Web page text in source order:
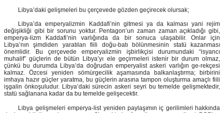
Libya’daki gelişmeleri bu çerçevede gözden geçirecek olursak;
Libya’da emperyalizmin Kaddafi’nin gitmesi ya da kalması yani rejim
değişikliği gibi bir sorunu yoktur. Pentagon’un zaman zaman açıkladığı gibi,
emperya-lizm Kaddafi’nin varlığında da bir sonuca ulaşabilir. Onlar için
Libya’nın şimdiden yaratılan fiili doğu-batı bölünmesinin statü kazanması
önemlidir. Bu çerçevede emperyalizmin işbirlikçisi durumundaki “isyancı
muhalif” güçlerin de bütün Libya’yı ele geçirmeleri istenir bir durum olmaz,
çünkü bu durumda Libya’da doğrudan emperyalist askeri varlığın ge-rekçesi
kalmaz. Özcesi yeniden sömürgecilik aşamasında balkanlaştırma; birbirini
imhaya hazır güçler yaratma, bu güçlerin arasına tampon oluşturma amaçlı fiili
işgalin önkoşuludur. Libya’daki sürecin askeri seyri bu temelde gelişmektedir,
statü sağlanana kadar da bu temelde gelişecektir.
Libya gelişmeleri emperya-list yeniden paylaşımın iç gerilimleri hakkında